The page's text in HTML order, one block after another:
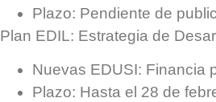
Plazo: Pendiente de
Plan EDIL: Estrategia de
Nuevas EDUSI: Financia
Plazo: Hasta el 28 de